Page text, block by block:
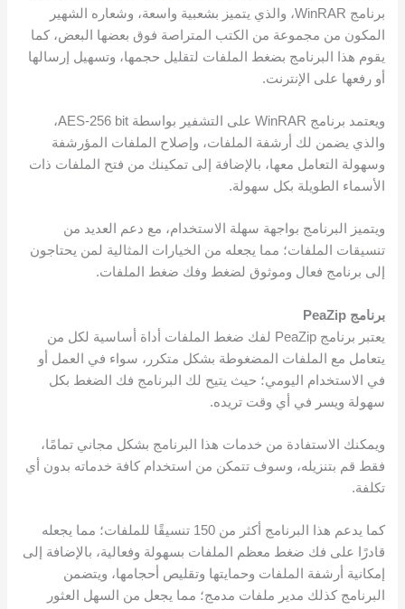
برنامج WinRAR، والذي يتميز بشعبية واسعة، وشعاره الشهير
المكون من مجموعة من الكتب المتراصة فوق بعضها البعض، كما
يقوم هذا البرنامج بضغط الملفات لتقليل حجمها، وتسهيل إرسالها
أو رفعها على الإنترنت.
ويعتمد برنامج WinRAR على التشفير بواسطة AES-256 bit،
والذي يضمن لك أرشفة الملفات، وإصلاح الملفات المؤرشفة
وسهولة التعامل معها، بالإضافة إلى تمكينك من فتح الملفات ذات
الأسماء الطويلة بكل سهولة.
ويتميز البرنامج بواجهة سهلة الاستخدام، مع دعم العديد من
تنسيقات الملفات؛ مما يجعله من الخيارات المثالية لمن يحتاجون
إلى برنامج فعال وموثوق لضغط وفك ضغط الملفات.
برنامج PeaZip
يعتبر برنامج PeaZip لفك ضغط الملفات أداة أساسية لكل من
يتعامل مع الملفات المضغوطة بشكل متكرر، سواء في العمل أو
في الاستخدام اليومي؛ حيث يتيح لك البرنامج فك الضغط بكل
سهولة ويسر في أي وقت تريده.
ويمكنك الاستفادة من خدمات هذا البرنامج بشكل مجاني تمامًا،
فقط قم بتنزيله، وسوف تتمكن من استخدام كافة خدماته بدون أي
تكلفة.
كما يدعم هذا البرنامج أكثر من 150 تنسيقًا للملفات؛ مما يجعله
قادرًا على فك ضغط معظم الملفات بسهولة وفعالية، بالإضافة إلى
إمكانية أرشفة الملفات وحمايتها وتقليص أحجامها، ويتضمن
البرنامج كذلك مدير ملفات مدمج؛ مما يجعل من السهل العثور